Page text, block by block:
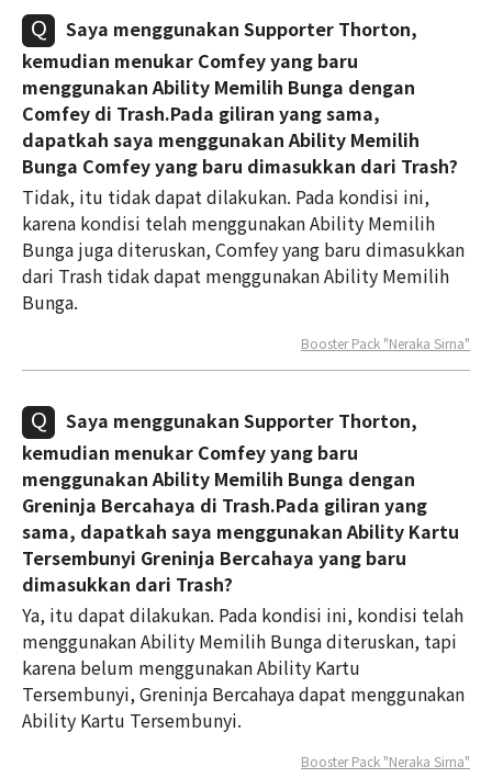
Saya menggunakan Supporter Thorton,
kemudian menukar Comfey yang baru
menggunakan Ability Memilih Bunga dengan
Comfey di Trash.Pada giliran yang sama,
dapatkah saya menggunakan Ability Memilih
Bunga Comfey yang baru dimasukkan dari Trash?
Tidak, itu tidak dapat dilakukan. Pada kondisi ini,
karena kondisi telah menggunakan Ability Memilih
Bunga juga diteruskan, Comfey yang baru dimasukkan
dari Trash tidak dapat menggunakan Ability Memilih
Bunga.
Booster Pack "Neraka Sirna"
Saya menggunakan Supporter Thorton,
kemudian menukar Comfey yang baru
menggunakan Ability Memilih Bunga dengan
Greninja Bercahaya di Trash.Pada giliran yang
sama, dapatkah saya menggunakan Ability Kartu
Tersembunyi Greninja Bercahaya yang baru
dimasukkan dari Trash?
Ya, itu dapat dilakukan. Pada kondisi ini, kondisi telah
menggunakan Ability Memilih Bunga diteruskan, tapi
karena belum menggunakan Ability Kartu
Tersembunyi, Greninja Bercahaya dapat menggunakan
Ability Kartu Tersembunyi.
Booster Pack "Neraka Sirna"